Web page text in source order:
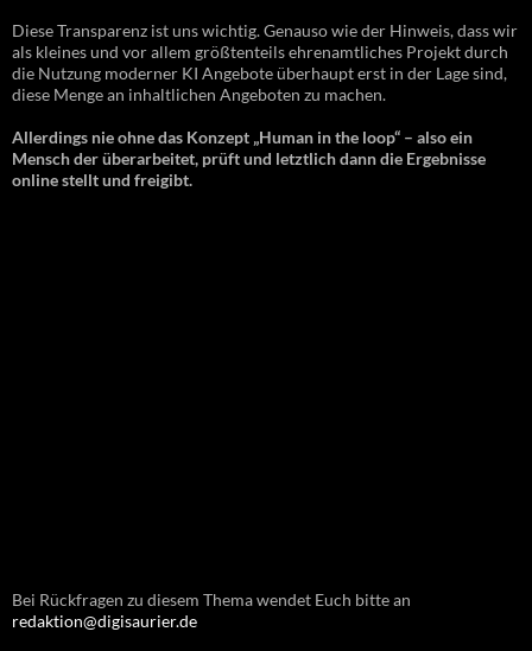
Diese Transparenz ist uns wichtig. Genauso wie der Hinweis, dass wir
als kleines und vor allem größtenteils ehrenamtliches Projekt durch
die Nutzung moderner KI Angebote überhaupt erst in der Lage sind,
diese Menge an inhaltlichen Angeboten zu machen.
Allerdings nie ohne das Konzept „Human in the loop“ – also ein
Mensch der überarbeitet, prüft und letztlich dann die Ergebnisse
online stellt und freigibt.
Bei Rückfragen zu diesem Thema wendet Euch bitte an
redaktion@digisaurier.de